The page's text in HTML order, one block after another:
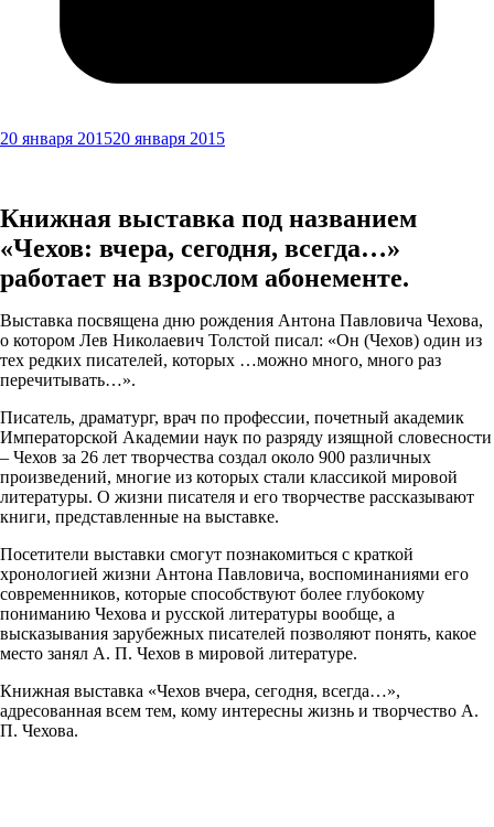
20 января 201520 января 2015
Книжная выставка под названием
«Чехов: вчера, сегодня, всегда…»
работает на взрослом абонементе.
Выставка посвящена дню рождения Антона Павловича Чехова,
о котором Лев Николаевич Толстой писал: «Он (Чехов) один из
тех редких писателей, которых …можно много, много раз
перечитывать…».
Писатель, драматург, врач по профессии, почетный академик
Императорской Академии наук по разряду изящной словесности
– Чехов за 26 лет творчества создал около 900 различных
произведений, многие из которых стали классикой мировой
литературы. О жизни писателя и его творчестве рассказывают
книги, представленные на выставке.
Посетители выставки смогут познакомиться с краткой
хронологией жизни Антона Павловича, воспоминаниями его
современников, которые способствуют более глубокому
пониманию Чехова и русской литературы вообще, а
высказывания зарубежных писателей позволяют понять, какое
место занял А. П. Чехов в мировой литературе.
Книжная выставка «Чехов вчера, сегодня, всегда…»,
адресованная всем тем, кому интересны жизнь и творчество А.
П. Чехова.